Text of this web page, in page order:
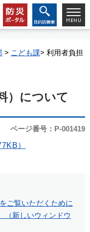
> こども課> 利用者負担
）について
ページ番号：P-001419
）
ご覧いただくために
（新しいウィンドウ